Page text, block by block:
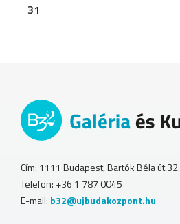
31
Cím: 1111 Budapest, Bartók Béla út 32.
Telefon: +36 1 787 0045
E-mail: b32@ujbudakozpont.hu